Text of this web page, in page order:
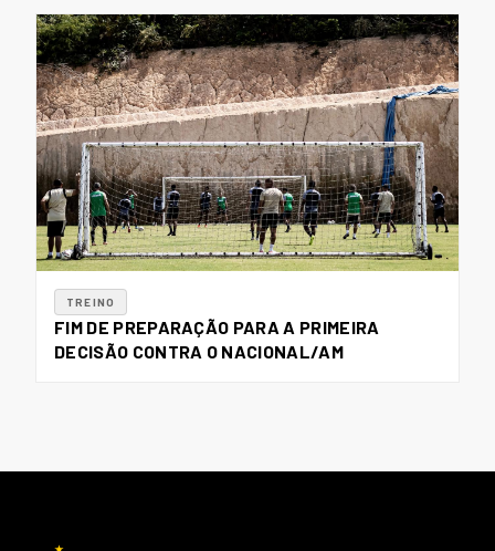
TREINO
FIM DE PREPARAÇÃO PARA A PRIMEIRA
DECISÃO CONTRA O NACIONAL/AM